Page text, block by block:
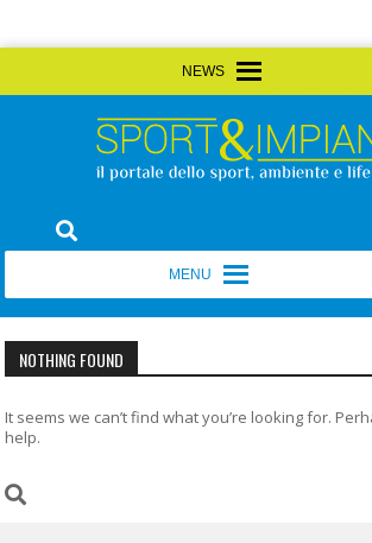
to
Sport&Impianti
NOTHING FOUND
It seems we can’t find what you’re looking for.
help.